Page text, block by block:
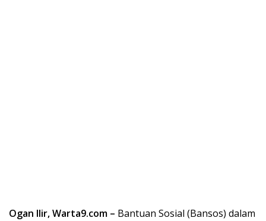
Ogan Ilir, Warta9.com – Bantuan Sosial (Bansos) dalam